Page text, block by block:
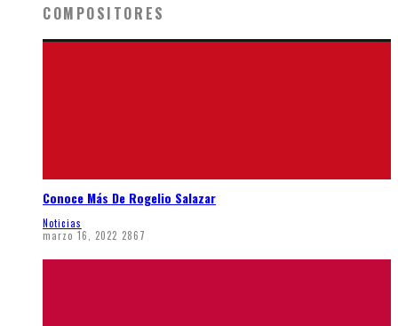
COMPOSITORES
Conoce Más De Rogelio Salazar
Noticias
marzo 16, 2022 2867